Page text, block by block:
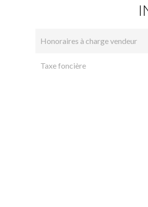
Honoraires à charge vendeur
Taxe foncière